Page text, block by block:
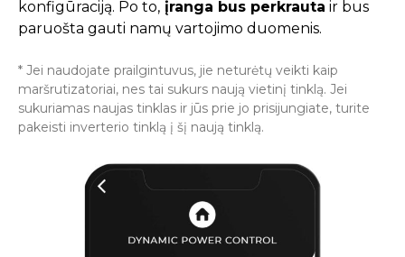
konfigūraciją. Po to, įranga bus perkrauta ir bus
paruošta gauti namų vartojimo duomenis.
* Jei naudojate prailgintuvus, jie neturėtų veikti kaip
maršrutizatoriai, nes tai sukurs naują vietinį tinklą. Jei
sukuriamas naujas tinklas ir jūs prie jo prisijungiate, turite
pakeisti inverterio tinklą į šį naują tinklą.